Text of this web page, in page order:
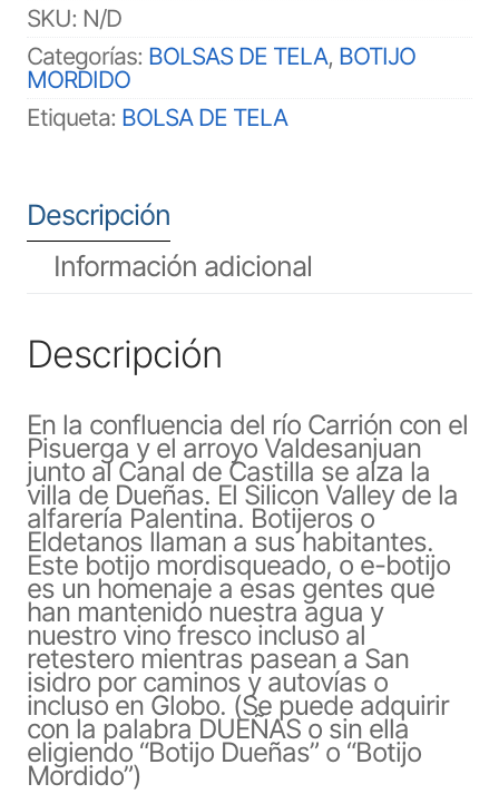
cantidad
SKU: N/D
Categorías: BOLSAS DE TELA, BOTIJO
MORDIDO
Etiqueta: BOLSA DE TELA
Descripción
Información adicional
Descripción
En la confluencia del río Carrión con el
Pisuerga y el arroyo Valdesanjuan
junto al Canal de Castilla se alza la
villa de Dueñas. El Silicon Valley de la
alfarería Palentina. Botijeros o
Eldetanos llaman a sus habitantes.
Este botijo mordisqueado, o e-botijo
es un homenaje a esas gentes que
han mantenido nuestra agua y
nuestro vino fresco incluso al
retestero mientras pasean a San
isidro por caminos y autovías o
incluso en Globo. (Se puede adquirir
con la palabra DUEÑAS o sin ella
eligiendo “Botijo Dueñas” o “Botijo
Mordido”)